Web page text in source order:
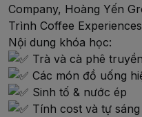
Company, Hoàng Yến
Trình Coffee
Nội dung khóa học:
Trà và cà phê
Các món đồ uống
Sinh tố & nước ép
Tính cost và tự